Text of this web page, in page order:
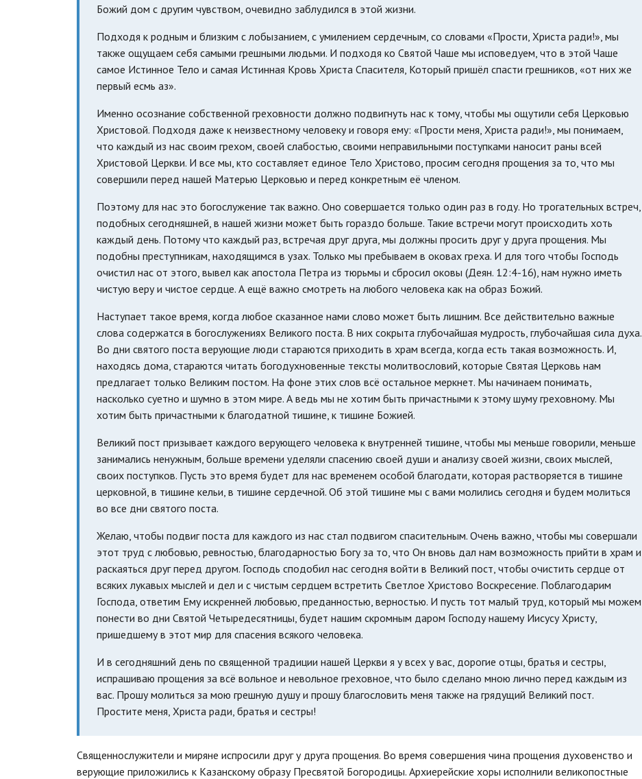
Божий дом с другим чувством, очевидно заблудился в этой жизни.
Подходя к родным и близким с лобызанием, с умилением сердечным, со словами «Прости, Христа ради!», мы
также ощущаем себя самыми грешными людьми. И подходя ко Святой Чаше мы исповедуем, что в этой Чаше
самое Истинное Тело и самая Истинная Кровь Христа Спасителя, Который пришёл спасти грешников, «от них же
первый есмь аз».
Именно осознание собственной греховности должно подвигнуть нас к тому, чтобы мы ощутили себя Церковью
Христовой. Подходя даже к неизвестному человеку и говоря ему: «Прости меня, Христа ради!», мы понимаем,
что каждый из нас своим грехом, своей слабостью, своими неправильными поступками наносит раны всей
Христовой Церкви. И все мы, кто составляет единое Тело Христово, просим сегодня прощения за то, что мы
совершили перед нашей Матерью Церковью и перед конкретным её членом.
Поэтому для нас это богослужение так важно. Оно совершается только один раз в году. Но трогательных встреч,
подобных сегодняшней, в нашей жизни может быть гораздо больше. Такие встречи могут происходить хоть
каждый день. Потому что каждый раз, встречая друг друга, мы должны просить друг у друга прощения. Мы
подобны преступникам, находящимся в узах. Только мы пребываем в оковах греха. И для того чтобы Господь
очистил нас от этого, вывел как апостола Петра из тюрьмы и сбросил оковы (Деян. 12:4-16), нам нужно иметь
чистую веру и чистое сердце. А ещё важно смотреть на любого человека как на образ Божий.
Наступает такое время, когда любое сказанное нами слово может быть лишним. Все действительно важные
слова содержатся в богослужениях Великого поста. В них сокрыта глубочайшая мудрость, глубочайшая сила духа.
Во дни святого поста верующие люди стараются приходить в храм всегда, когда есть такая возможность. И,
находясь дома, стараются читать богодухновенные тексты молитвословий, которые Святая Церковь нам
предлагает только Великим постом. На фоне этих слов всё остальное меркнет. Мы начинаем понимать,
насколько суетно и шумно в этом мире. А ведь мы не хотим быть причастными к этому шуму греховному. Мы
хотим быть причастными к благодатной тишине, к тишине Божией.
Великий пост призывает каждого верующего человека к внутренней тишине, чтобы мы меньше говорили, меньше
занимались ненужным, больше времени уделяли спасению своей души и анализу своей жизни, своих мыслей,
своих поступков. Пусть это время будет для нас временем особой благодати, которая растворяется в тишине
церковной, в тишине кельи, в тишине сердечной. Об этой тишине мы с вами молились сегодня и будем молиться
во все дни святого поста.
Желаю, чтобы подвиг поста для каждого из нас стал подвигом спасительным. Очень важно, чтобы мы совершали
этот труд с любовью, ревностью, благодарностью Богу за то, что Он вновь дал нам возможность прийти в храм и
раскаяться друг перед другом. Господь сподобил нас сегодня войти в Великий пост, чтобы очистить сердце от
всяких лукавых мыслей и дел и с чистым сердцем встретить Светлое Христово Воскресение. Поблагодарим
Господа, ответим Ему искренней любовью, преданностью, верностью. И пусть тот малый труд, который мы можем
понести во дни Святой Четыредесятницы, будет нашим скромным даром Господу нашему Иисусу Христу,
пришедшему в этот мир для спасения всякого человека.
И в сегодняшний день по священной традиции нашей Церкви я у всех у вас, дорогие отцы, братья и сестры,
испрашиваю прощения за всё вольное и невольное греховное, что было сделано мною лично перед каждым из
вас. Прошу молиться за мою грешную душу и прошу благословить меня также на грядущий Великий пост.
Простите меня, Христа ради, братья и сестры!
Священнослужители и миряне испросили друг у друга прощения. Во время совершения чина прощения духовенство и
верующие приложились к Казанскому образу Пресвятой Богородицы. Архиерейские хоры исполнили великопостные